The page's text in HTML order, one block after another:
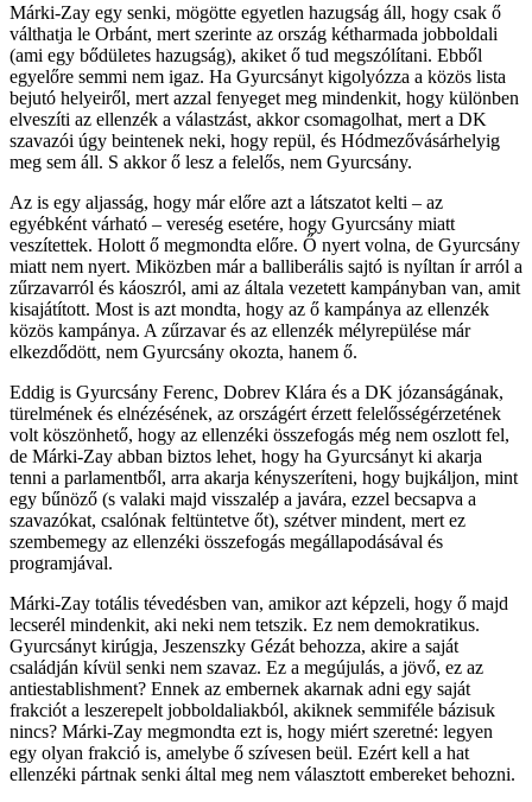
Márki-Zay egy senki, mögötte egyetlen hazugság áll, hogy csak ő
válthatja le Orbánt, mert szerinte az ország kétharmada jobboldali
(ami egy bődületes hazugság), akiket ő tud megszólítani. Ebből
egyelőre semmi nem igaz. Ha Gyurcsányt kigolyózza a közös lista
bejutó helyeiről, mert azzal fenyeget meg mindenkit, hogy különben
elveszíti az ellenzék a válastzást, akkor csomagolhat, mert a DK
szavazói úgy beintenek neki, hogy repül, és Hódmezővásárhelyig
meg sem áll. S akkor ő lesz a felelős, nem Gyurcsány.
Az is egy aljasság, hogy már előre azt a látszatot kelti – az
egyébként várható – vereség esetére, hogy Gyurcsány miatt
veszítettek. Holott ő megmondta előre. Ő nyert volna, de Gyurcsány
miatt nem nyert. Miközben már a balliberális sajtó is nyíltan ír arról a
zűrzavarról és káoszról, ami az általa vezetett kampányban van, amit
kisajátított. Most is azt mondta, hogy az ő kampánya az ellenzék
közös kampánya. A zűrzavar és az ellenzék mélyrepülése már
elkezdődött, nem Gyurcsány okozta, hanem ő.
Eddig is Gyurcsány Ferenc, Dobrev Klára és a DK józanságának,
türelmének és elnézésének, az országért érzett felelősségérzetének
volt köszönhető, hogy az ellenzéki összefogás még nem oszlott fel,
de Márki-Zay abban biztos lehet, hogy ha Gyurcsányt ki akarja
tenni a parlamentből, arra akarja kényszeríteni, hogy bujkáljon, mint
egy bűnöző (s valaki majd visszalép a javára, ezzel becsapva a
szavazókat, csalónak feltüntetve őt), szétver mindent, mert ez
szembemegy az ellenzéki összefogás megállapodásával és
programjával.
Márki-Zay totális tévedésben van, amikor azt képzeli, hogy ő majd
lecserél mindenkit, aki neki nem tetszik. Ez nem demokratikus.
Gyurcsányt kirúgja, Jeszenszky Gézát behozza, akire a saját
családján kívül senki nem szavaz. Ez a megújulás, a jövő, ez az
antiestablishment? Ennek az embernek akarnak adni egy saját
frakciót a leszerepelt jobboldaliakból, akiknek semmiféle bázisuk
nincs? Márki-Zay megmondta ezt is, hogy miért szeretné: legyen
egy olyan frakció is, amelybe ő szívesen beül. Ezért kell a hat
ellenzéki pártnak senki által meg nem választott embereket behozni.